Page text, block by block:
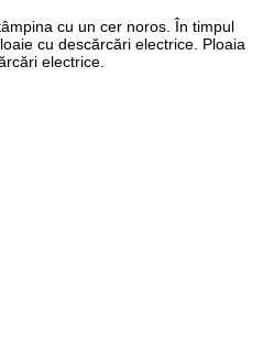
cu un cer noros. În timpul
cu descărcări electrice. Ploaia
electrice.